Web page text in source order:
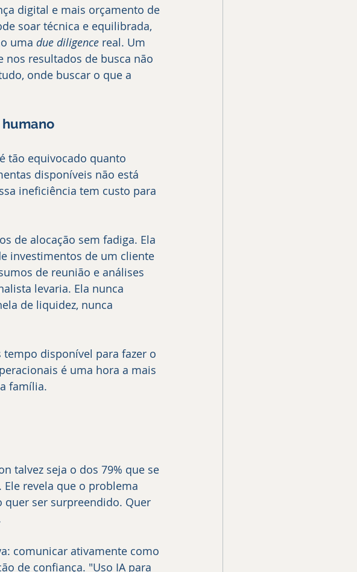
digital e mais orçamento de
soar técnica e equilibrada,
uma due diligence real. Um
nos resultados de busca não
onde buscar o que a
tão equivocado quanto
disponíveis não está
ineficiência tem custo para
de alocação sem fadiga. Ela
investimentos de um cliente
de reunião e análises
levaria. Ela nunca
de liquidez, nunca
tempo disponível para fazer o
é uma hora a mais
família.
talvez seja o dos 79% que se
revela que o problema
ser surpreendido. Quer
comunicar ativamente como
de confiança. "Uso IA para